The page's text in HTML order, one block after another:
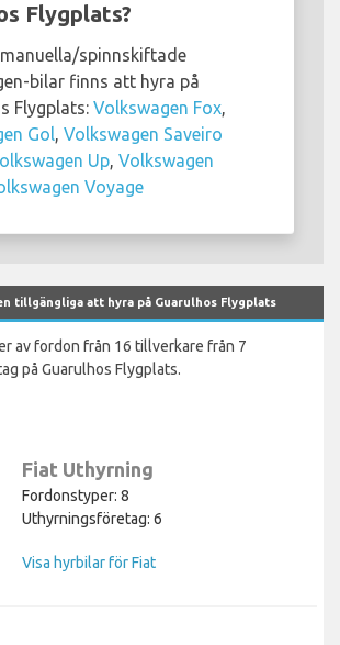
Flygplats?
spinnskiftade
bilar finns att hyra på
Flygplats: Volkswagen Fox,
Gol, Volkswagen Saveiro
Up, Volkswagen
Voyage
tillgängliga att hyra på Guarulhos Flygplats
av fordon från 16 tillverkare från 7
på Guarulhos Flygplats.
Fiat Uthyrning
Fordonstyper: 8
Uthyrningsföretag: 6
Visa hyrbilar för Fiat